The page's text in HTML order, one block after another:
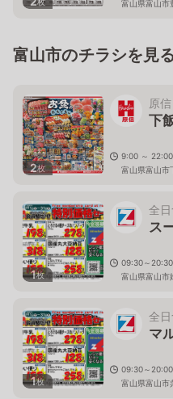
富山県富山
富山市のチラシを見る
2枚
原信
下
9:00 ～ 22:00
富山県富山市
1枚
全
ス
09:30～20:30
富山県富山市
1枚
全
マ
09:30～20:00
富山県富山市